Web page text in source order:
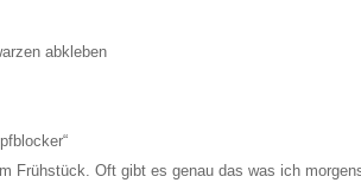
abkleben
Frühstück. Oft gibt es genau das was ich